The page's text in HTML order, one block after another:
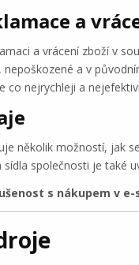
a
a vrácení zboží v
a v
co nejrychleji a
několik možností, jak
sídla společnosti je také
s nákupem v